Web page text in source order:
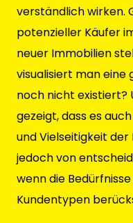
verständlich wirken.
potenzieller Käufer
neuer Immobilien
visualisiert man eine
noch nicht existiert?
gezeigt, dass es
und Vielseitigkeit der
jedoch von
wenn die
Kundentypen